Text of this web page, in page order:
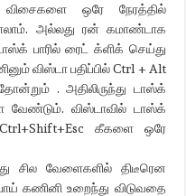
விசைகளை ஒரே நேரத்தில்
அல்லது ரன் கமாண்டாக
பாரில் ரைட் க்ளிக் செய்து
விஸ்டா பதிப்பில் Ctrl + Alt
. அதிலிருந்து டாஸ்க்
விஸ்டாவில் டாஸ்க்
கீகளை ஒரே
சில வேளைகளில் திடீரென
கணினி உறைந்து விடுவதை